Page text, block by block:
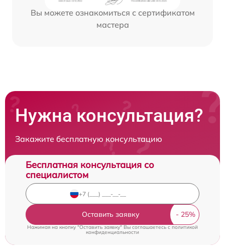
Вы можете ознакомиться с сертификатом
мастера
Нужна консультация?
Закажите бесплатную консультацию
Бесплатная консультация со
специалистом
Оставить заявку
Нажимая на кнопку "Оставить заявку" Вы соглашаетесь cполитикой
конфиденциальности